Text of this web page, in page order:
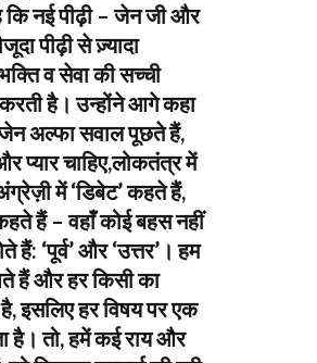
नई पीढ़ी – जेन जी और
पीढ़ी से ज़्यादा
व सेवा की सच्ची
है। उन्होंने आगे कहा
अल्फा सवाल पूछते हैं,
प्यार चाहिए,लोकतंत्र में
में ‘डिबेट’ कहते हैं,
हैं – वहाँ कोई बहस नहीं
हैं: ‘पूर्व’ और ‘उत्तर’। हम
हैं और हर किसी का
इसलिए हर विषय पर एक
है। तो, हमें कई राय और